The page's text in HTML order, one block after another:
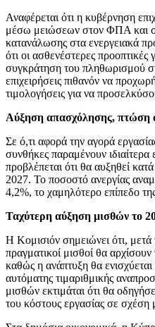
Αναφέρεται ότι η κυβέρνηση
μέσω μειώσεων στον ΦΠΑ και
κατανάλωσης στα ενεργειακά
ότι οι ασθενέστερες
συγκράτηση του πληθωρισμού
επιχειρήσεις πιθανόν να
τιμολογήσεις για να
Αύξηση απασχόλησης, πτώση
Σε ό,τι αφορά την αγορά
συνθήκες παραμένουν
προβλέπεται ότι θα αυξηθεί
2027. Το ποσοστό ανεργίας
4,2%, το χαμηλότερο επίπεδο
Ταχύτερη αύξηση μισθών το
Η Κομισιόν σημειώνει ότι,
πραγματικοί μισθοί θα
καθώς η ανάπτυξη θα
αυτόματης τιμαριθμικής
μισθών εκτιμάται ότι θα
του κόστους εργασίας σε σχέση